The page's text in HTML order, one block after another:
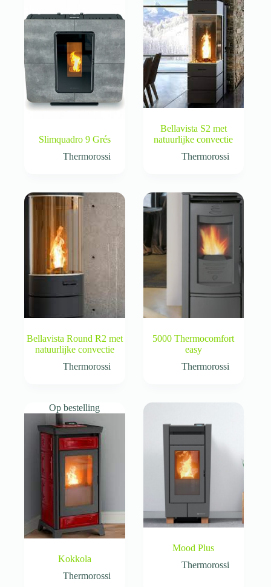
Slimquadro 9 Grés
Thermorossi
Bellavista S2 met
natuurlijke convectie
Thermorossi
Bellavista Round R2 met
natuurlijke convectie
Thermorossi
5000 Thermocomfort
easy
Thermorossi
Op bestelling
Kokkola
Thermorossi
Mood Plus
Thermorossi